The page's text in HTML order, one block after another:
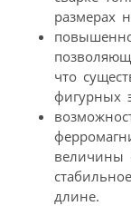
размерах
что
фигурных
величины
длине.